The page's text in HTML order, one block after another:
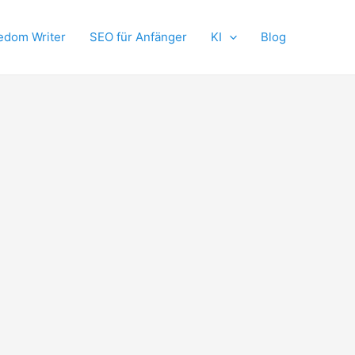
Writer SEO für Anfänger KI Blog